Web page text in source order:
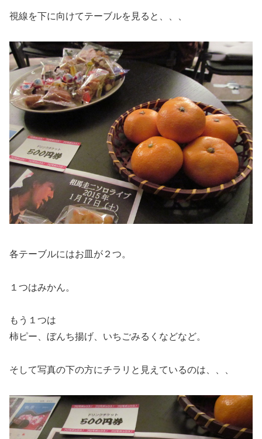
視線を下に向けてテーブルを見ると、、、
各テーブルにはお皿が２つ。
１つはみかん。
もう１つは
柿ピー、ぼんち揚げ、いちごみるくなどなど。
そして写真の下の方にチラリと見えているのは、、、